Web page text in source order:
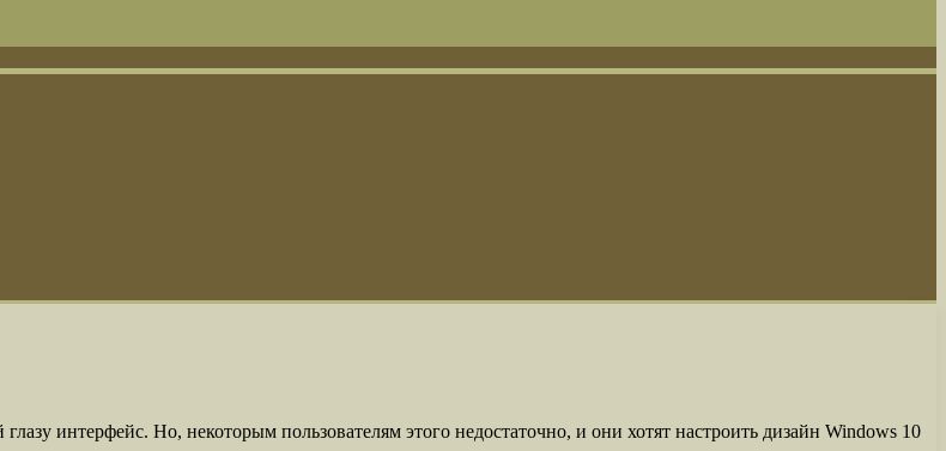
интерфейс. Но, некоторым пользователям этого недостаточно, и они хотят настроить дизайн Windows 10